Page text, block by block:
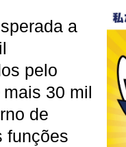
a
pelo
30 mil
de
funções